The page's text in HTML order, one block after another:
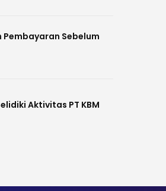
Pembayaran Sebelum
Aktivitas PT KBM